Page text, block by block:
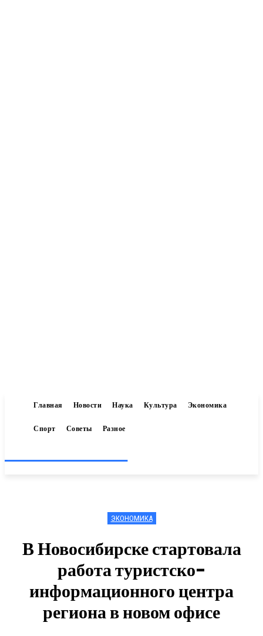
Главная Новости Наука Культура Экономика
Спорт Советы Разное
ЭКОНОМИКА
В Новосибирске стартовала
работа туристско-
информационного центра
региона в новом офисе